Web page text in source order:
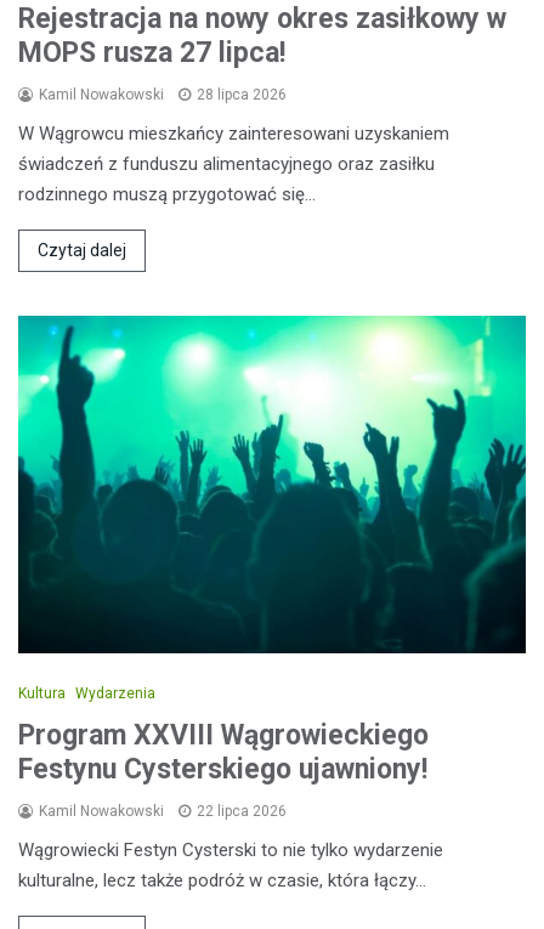
Rejestracja na nowy okres zasiłkowy w
MOPS rusza 27 lipca!
Kamil Nowakowski 28 lipca 2026
W Wągrowcu mieszkańcy zainteresowani uzyskaniem
świadczeń z funduszu alimentacyjnego oraz zasiłku
rodzinnego muszą przygotować się…
Czytaj dalej
Kultura Wydarzenia
Program XXVIII Wągrowieckiego
Festynu Cysterskiego ujawniony!
Kamil Nowakowski 22 lipca 2026
Wągrowiecki Festyn Cysterski to nie tylko wydarzenie
kulturalne, lecz także podróż w czasie, która łączy…